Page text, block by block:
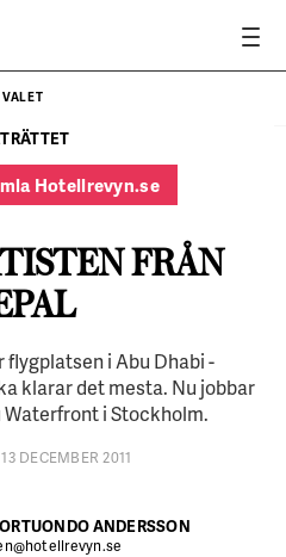
VALET
stått
Hotellrevyn.se
FRÅN
i Abu Dhabi -
klarar det mesta. Nu jobbar
Waterfront i Stockholm.
DECEMBER 2011
ANDERSSON